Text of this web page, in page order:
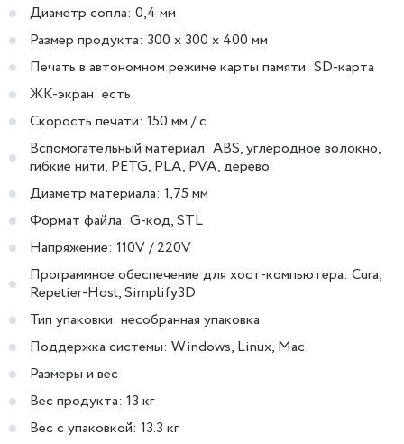
Диаметр сопла: 0,4 мм
Размер продукта: 300 x 300 x 400 мм
Печать в автономном режиме карты памяти: SD-карта
ЖК-экран: есть
Скорость печати: 150 мм / с
Вспомогательный материал: ABS, углеродное волокно,
гибкие нити, PETG, PLA, PVA, дерево
Диаметр материала: 1,75 мм
Формат файла: G-код, STL
Напряжение: 110V / 220V
Программное обеспечение для хост-компьютера: Cura,
Repetier-Host, Simplify3D
Тип упаковки: несобранная упаковка
Поддержка системы: Windows, Linux, Mac
Размеры и вес
Вес продукта: 13 кг
Вес с упаковкой: 13.3 кг